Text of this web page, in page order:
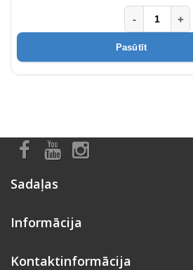
- +
Pasūtīt
Sadaļas
Informācija
Kontaktinformācija